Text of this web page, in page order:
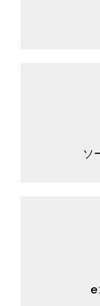
ソ
e